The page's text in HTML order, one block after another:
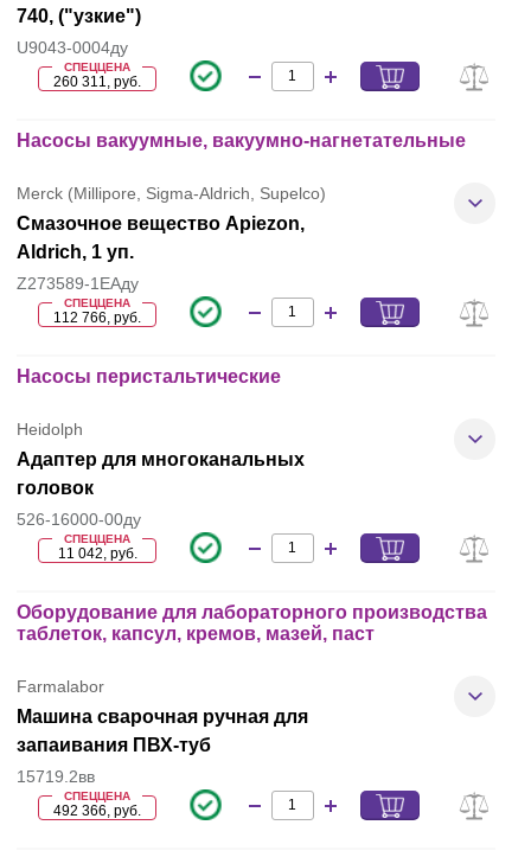
740, ("узкие")
U9043-0004ду
СПЕЦЦЕНА
260 311, руб.
Насосы вакуумные, вакуумно-нагнетательные
Merck (Millipore, Sigma-Aldrich, Supelco)
Смазочное вещество Apiezon,
Aldrich, 1 уп.
Z273589-1EAду
СПЕЦЦЕНА
112 766, руб.
Насосы перистальтические
Heidolph
Адаптер для многоканальных
головок
526-16000-00ду
СПЕЦЦЕНА
11 042, руб.
Оборудование для лабораторного производства
таблеток, капсул, кремов, мазей, паст
Farmalabor
Машина сварочная ручная для
запаивания ПВХ-туб
15719.2вв
СПЕЦЦЕНА
492 366, руб.